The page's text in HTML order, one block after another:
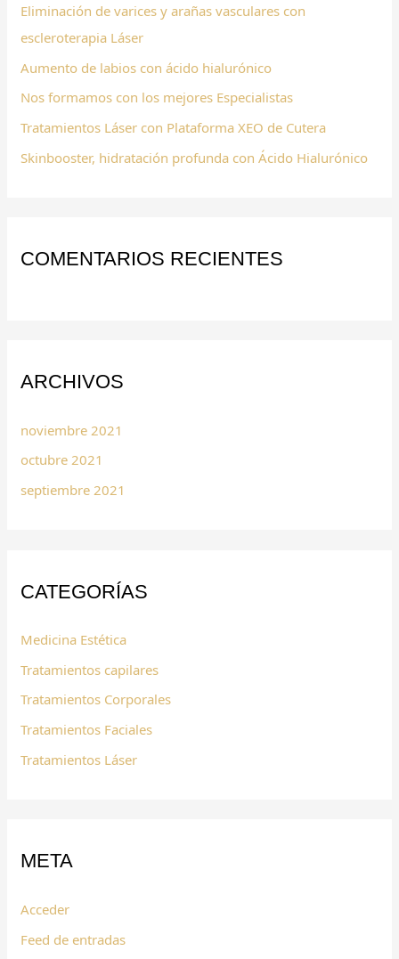
p
o
r
:
Eliminación de varices y arañas vasculares con
escleroterapia Láser
Aumento de labios con ácido hialurónico
Nos formamos con los mejores Especialistas
Tratamientos Láser con Plataforma XEO de Cutera
Skinbooster, hidratación profunda con Ácido Hialurónico
COMENTARIOS RECIENTES
ARCHIVOS
noviembre 2021
octubre 2021
septiembre 2021
CATEGORÍAS
Medicina Estética
Tratamientos capilares
Tratamientos Corporales
Tratamientos Faciales
Tratamientos Láser
META
Acceder
Feed de entradas